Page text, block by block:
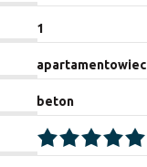
1
apartamentowiec
beton